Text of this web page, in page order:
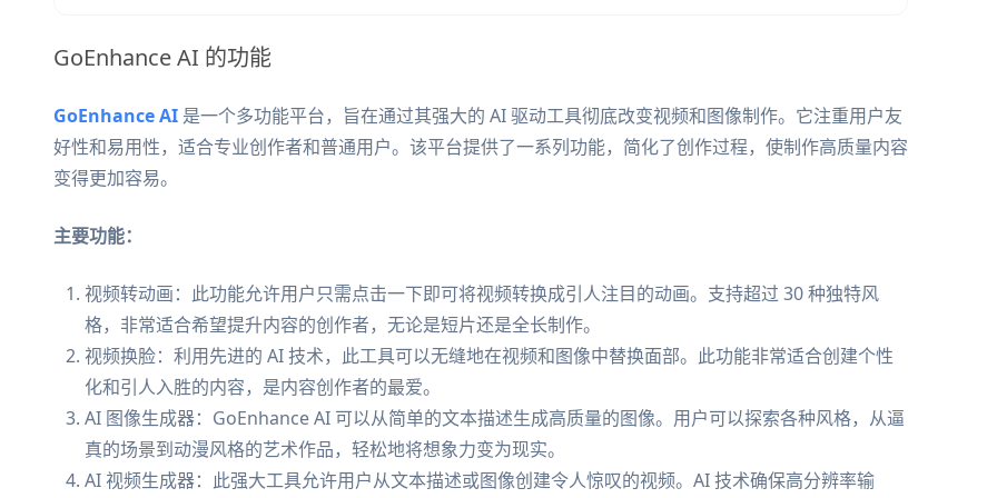
GoEnhance AI 的功能
GoEnhance AI 是一个多功能平台，旨在通过其强大的 AI 驱动工具彻底改变视频和图像制作。它注重用户友
好性和易用性，适合专业创作者和普通用户。该平台提供了一系列功能，简化了创作过程，使制作高质量内容
变得更加容易。
主要功能：
视频转动画：此功能允许用户只需点击一下即可将视频转换成引人注目的动画。支持超过 30 种独特风
格，非常适合希望提升内容的创作者，无论是短片还是全长制作。
视频换脸：利用先进的 AI 技术，此工具可以无缝地在视频和图像中替换面部。此功能非常适合创建个性
化和引人入胜的内容，是内容创作者的最爱。
AI 图像生成器：GoEnhance AI 可以从简单的文本描述生成高质量的图像。用户可以探索各种风格，从逼
真的场景到动漫风格的艺术作品，轻松地将想象力变为现实。
AI 视频生成器：此强大工具允许用户从文本描述或图像创建令人惊叹的视频。AI 技术确保高分辨率输